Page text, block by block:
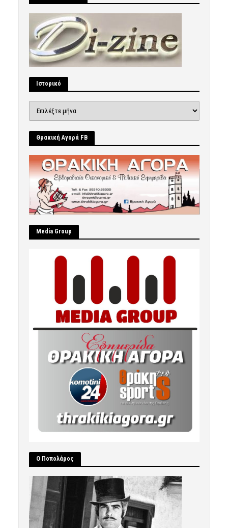
Ιστορικό
Θρακική Αγορά FB
Μedia Group
Ο Ποπολάρος